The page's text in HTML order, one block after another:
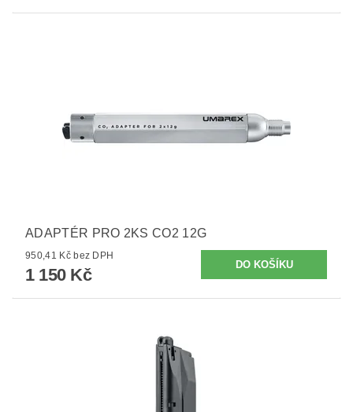
ADAPTÉR PRO 2KS CO2 12G
950,41 Kč bez DPH
1 150 Kč